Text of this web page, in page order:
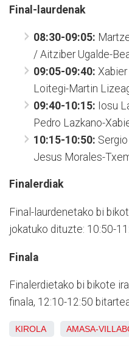
Final-laurdenak
08:30-09:05:
/ Aitziber Ugalde-
09:05-09:40:
Loitegi-Martin
09:40-10:15: Iosu
Pedro Lazkano-
10:15-10:50:
Jesus Morales-
Finalerdiak
Final-laurdenetako bi
jokatuko dituzte: 10:50-
Finala
Finalerdietako bi bikote
finala, 12:10-12:50
KIROLA AMASA-